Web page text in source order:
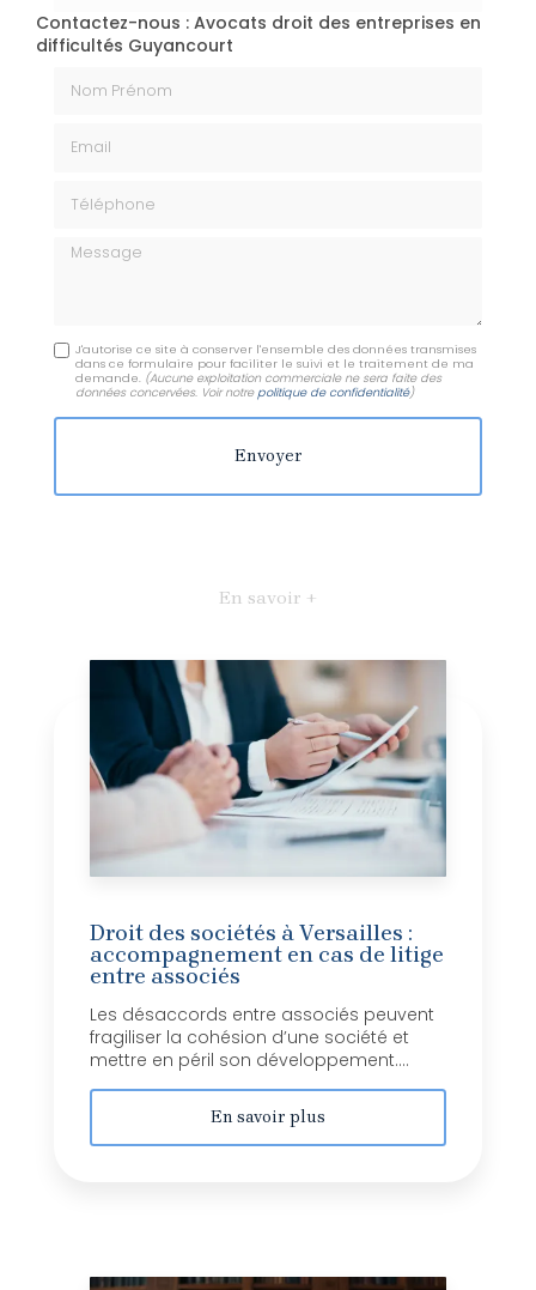
Contactez-nous : Avocats droit des entreprises en
difficultés Guyancourt
Message
J'autorise ce site à conserver l'ensemble des données transmises
dans ce formulaire pour faciliter le suivi et le traitement de ma
demande. (Aucune exploitation commerciale ne sera faite des
données concervées. Voir notrepolitique de confidentialité)
En savoir +
Droit des sociétés à Versailles :
accompagnement en cas de litige
entre associés
Les désaccords entre associés peuvent
fragiliser la cohésion d’une société et
mettre en péril son développement....
En savoir plus